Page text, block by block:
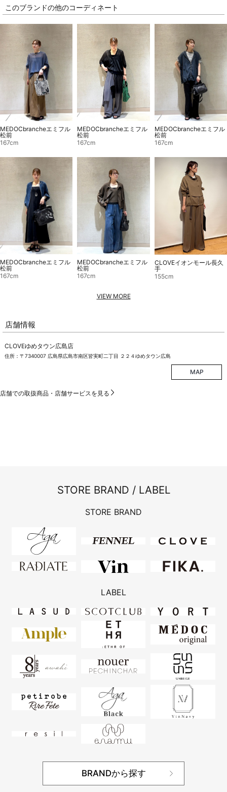
このブランドの他のコーディネート
MEDOCbrancheエミフル
松前
167cm
MEDOCbrancheエミフル
松前
167cm
MEDOCbrancheエミフル
松前
167cm
MEDOCbrancheエミフル
松前
167cm
MEDOCbrancheエミフル
松前
167cm
CLOVEイオンモール長久
手
155cm
VIEW MORE
店舗情報
CLOVEゆめタウン広島店
住所：〒7340007 広島県広島市南区皆実町二丁目 ２２４ゆめタウン広島
MAP
店舗での取扱商品・店舗サービスを見る
STORE BRAND / LABEL
STORE BRAND
LABEL
BRANDから探す